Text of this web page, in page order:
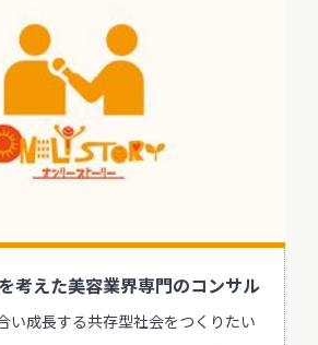
考えた美容業界専門のコンサル
い成長する共存型社会をつくりたい